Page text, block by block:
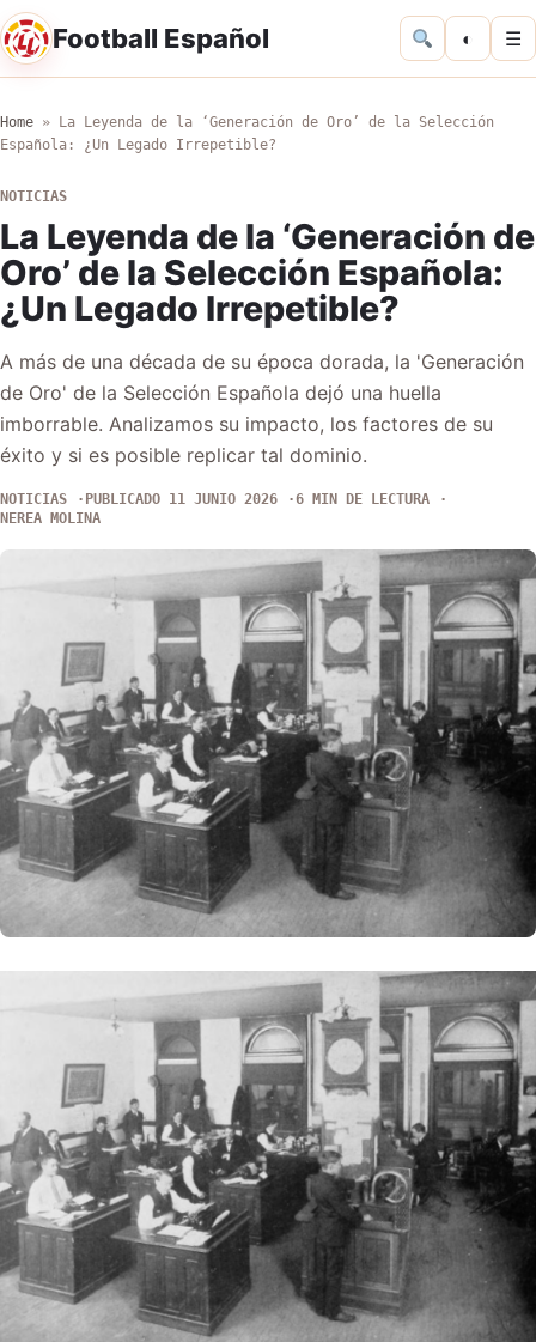
Football Español ◐ ☰
Home »
La Leyenda de la ‘Generación de Oro’ de la Selección
Española: ¿Un Legado Irrepetible?
NOTICIAS
La Leyenda de la ‘Generación de
Oro’ de la Selección Española:
¿Un Legado Irrepetible?
A más de una década de su época dorada, la 'Generación
de Oro' de la Selección Española dejó una huella
imborrable. Analizamos su impacto, los factores de su
éxito y si es posible replicar tal dominio.
NOTICIAS PUBLICADO 11 JUNIO 2026
6 MIN DE LECTURA
NEREA MOLINA